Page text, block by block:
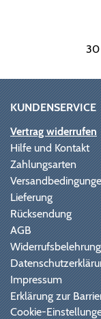
30
KUNDENSERVICE
Vertrag widerrufen
Hilfe und Kontakt
Zahlungsarten
Lieferung
Rücksendung
AGB
Widerrufsbelehrung
Impressum
Erklärung zur
Cookie-